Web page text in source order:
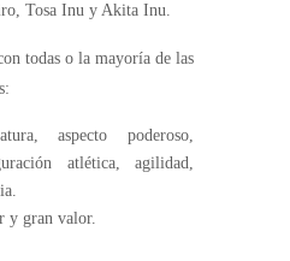
Tosa Inu y Akita Inu.
todas o la mayoría de las
aspecto poderoso,
atlética, agilidad,
y gran valor.